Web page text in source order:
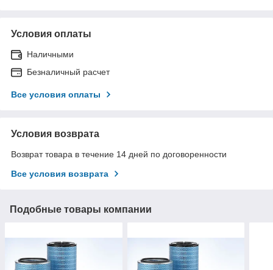
Условия оплаты
Наличными
Безналичный расчет
Все условия оплаты
Условия возврата
Возврат товара в течение 14 дней по договоренности
Все условия возврата
Подобные товары компании